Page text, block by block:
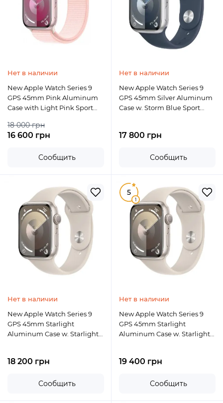
Нет в наличии
New Apple Watch Series 9
GPS 45mm Pink Aluminum
Case with Light Pink Sport
18 000 грн
16 600 грн
Сообщить
Нет в наличии
New Apple Watch Series 9
GPS 45mm Silver Aluminum
Case w. Storm Blue Sport
17 800 грн
Сообщить
Нет в наличии
New Apple Watch Series 9
GPS 45mm Starlight
Aluminum Case w. Starlight
18 200 грн
Сообщить
5
1
Нет в наличии
New Apple Watch Series 9
GPS 45mm Starlight
Aluminum Case w. Starlight
19 400 грн
Сообщить